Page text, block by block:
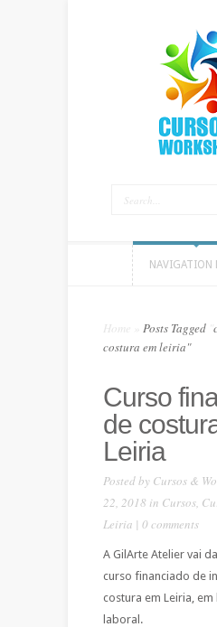
NAVIGATION
Home Posts Tagged
costura em leiria"
Curso
de
Leiria
Posted by Cursos &
22, 2018 in Cursos,
Leiria | 0 comments
A GilArte Atelier vai
curso financiado de
costura em Leiria,
laboral.